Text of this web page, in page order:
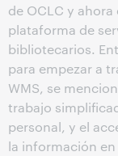
de OCLC y ahora
plataforma de
bibliotecarios.
para empezar a
WMS, se
trabajo
personal, y el
la información